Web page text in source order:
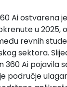
Ai ostvarena
u 2025,
revnih
sektora.
Ai pojavila
područje